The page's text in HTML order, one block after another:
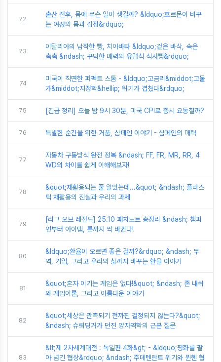
72
출산 전후, 몸에 무슨 일이 생길까? &ldquo;호르몬이 바꾸
는 여성의 몸과 감정&rdquo;
73
이탈리아의 납작한 빵, 치아바타 &ldquo;겉은 바삭, 속은
촉촉 &ndash; 꾸덕한 매력의 유럽식 식사빵&rdquo;
74
미국이 직면한 퍼펙트 스톰 - &ldquo;고금리&middot;고물
가&middot;지정학&hellip; 위기가 겹쳤다&rdquo;
75 [긴급 정리] 오늘 밤 9시 30분, 미국 CPI로 증시 요동칠까?
76 특별한 순간을 위한 거품, 샴페인 이야기 - 샴페인의 매력
77
자동차 구동방식 완전 정복 &ndash; FF, FR, MR, RR, 4
WD의 차이를 쉽게 이해해보자!
78
&quot;재활용되는 줄 알았는데...&quot; &ndash; 플라스
틱 재활용의 진실과 우리의 과제
79
[리그 오브 레전드] 25.10 패치노트 총정리 &ndash; 챔피
언부터 아이템, 룬까지 싹 바뀐다!
80
&ldquo;환율이 오르면 좋은 걸까?&rdquo; &ndash; 무
역, 기업, 그리고 우리의 삶까지 바꾸는 환율 이야기
81
&quot;혼자 이기는 게임은 없다!&quot; &ndash; 존 내쉬
와 게임이론, 그리고 아름다운 이야기
82
&quot;세상은 관측되기 전까진 결정되지 않는다?&quot;
&ndash; 슈뢰딩거가 던진 양자역학의 근본 질문
83
&lt;제 2차세계대전 : 독일편 4화&gt; - &ldquo;평화를 팔
아 넘긴 협상&rdquo; &ndash; 주데텐란트 위기와 뮌헨 협